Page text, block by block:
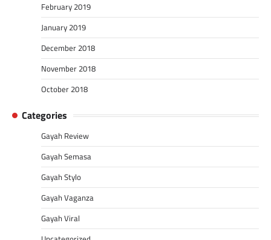
February 2019
January 2019
December 2018
November 2018
October 2018
Categories
Gayah Review
Gayah Semasa
Gayah Stylo
Gayah Vaganza
Gayah Viral